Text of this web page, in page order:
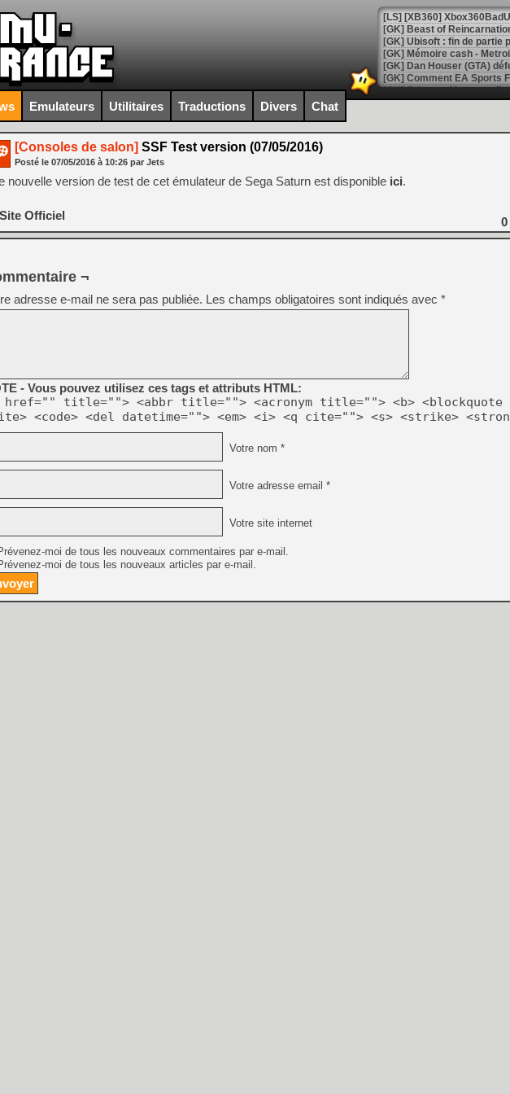
[GK] Beast of
[GK] Ubisoft : fin de partie
[GK] Mémoire cash -
[GK] Dan Houser (GTA)
[GK] Comment EA Sports
[GK] Crimson Moon : un
[GK] Isle of Reveries : le
[GK] Moonlighter 2 : The
[GK] Capcom relance
[Mo5] Deux inédits du
[GK] Le beat'em up The
[GK] Endless Legend 2 :
[LS] [PS5] Le WebKit
[GK] Oubliez Crazy Taxi,
[LS] [Switch] NSZ 5.0.0
[GK] No More Room in
[GK] Un chatbot Atelier
[GK] Mémoire cash -
[GK] Nvidia : le prix des
[GK] Suikoden Star Leap
[Mo5] La mini borne
[GK] Atari renoue avec les
[GK] Le studio de FIFA
[GK] La PlayStation 1 en
[GK] Dawn of War 4 : les
[GK] CloverPit : l'héritier
[GK] Stellar Blade : Blood
[GK] Palworld Online est
[GK] Wuchang 2 : le
[GK] Minecraft et ses «
Emulateurs Utilitaires Traductions Divers Chat
[Consoles de salon] SSF Test version (07/05/2016)
Posté le 07/05/2016 à 10:26 par Jets
nouvelle version de test de cet émulateur de Sega Saturn est disponible ici.
Site Officiel 0
¬
adresse e-mail ne sera pas publiée. Les champs obligatoires sont indiqués avec *
- Vous pouvez utilisez ces tags et attributs HTML:
href="" title=""> <abbr title=""> <acronym title=""> <b> <blockquote
<code> <del datetime=""> <em> <i> <q cite=""> <s> <strike>
Votre nom *
Votre adresse email *
Votre site internet
moi de tous les nouveaux commentaires par e-mail.
moi de tous les nouveaux articles par e-mail.